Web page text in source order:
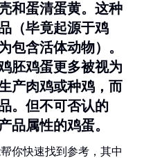
和蛋清蛋黄。这种
（毕竟起源于鸡
包含活体动物）。
胚鸡蛋更多被视为
产肉鸡或种鸡，而
。但不可否认的
品属性的鸡蛋。
你快速找到参考，其中